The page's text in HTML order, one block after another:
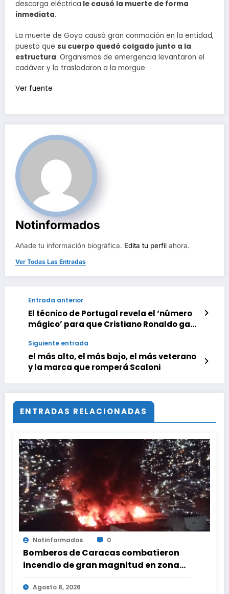
descarga eléctrica le causó la muerte de forma
inmediata.
La muerte de Goyo causó gran conmoción en la entidad,
puesto que su cuerpo quedó colgado junto a la
estructura. Organismos de emergencia levantaron el
cadáver y lo trasladaron a la morgue.
Ver fuente
Notinformados
Añade tu información biográfica. Edita tu perfil ahora.
Ver Todas Las Entradas
Entrada anterior
El técnico de Portugal revela el ‘número
mágico’ para que Cristiano Ronaldo gane
Siguiente entrada
el más alto, el más bajo, el más veterano
y la marca que romperá Scaloni
ENTRADAS RELACIONADAS
Notinformados 0
Bomberos de Caracas combatieron
incendio de gran magnitud en zona
industrial de El Llanito
Agosto 8, 2026